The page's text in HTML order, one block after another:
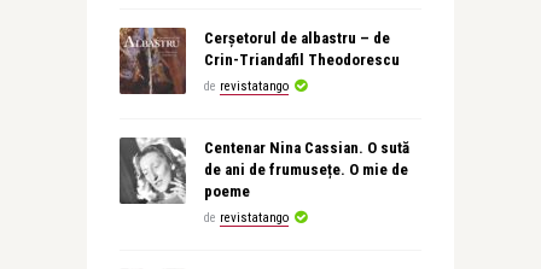
Cerșetorul de albastru – de
Crin-Triandafil Theodorescu
de revistatango
Centenar Nina Cassian. O sută
de ani de frumusețe. O mie de
poeme
de revistatango